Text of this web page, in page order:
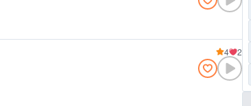
4 2